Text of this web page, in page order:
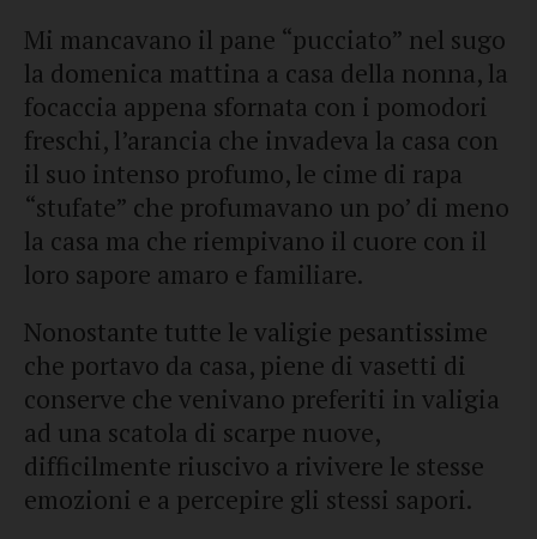
Mi mancavano il pane “pucciato” nel sugo
la domenica mattina a casa della nonna, la
focaccia appena sfornata con i pomodori
freschi, l’arancia che invadeva la casa con
il suo intenso profumo, le cime di rapa
“stufate” che profumavano un po’ di meno
la casa ma che riempivano il cuore con il
loro sapore amaro e familiare.
Nonostante tutte le valigie pesantissime
che portavo da casa, piene di vasetti di
conserve che venivano preferiti in valigia
ad una scatola di scarpe nuove,
difficilmente riuscivo a rivivere le stesse
emozioni e a percepire gli stessi sapori.